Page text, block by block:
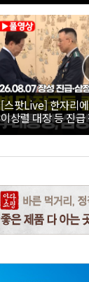
[스팟Live] 한자리
이상렬 대장 등 진
직접 수여｜